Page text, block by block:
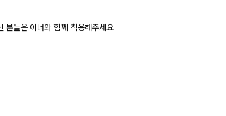
분들은 이너와 함께 착용해주세요